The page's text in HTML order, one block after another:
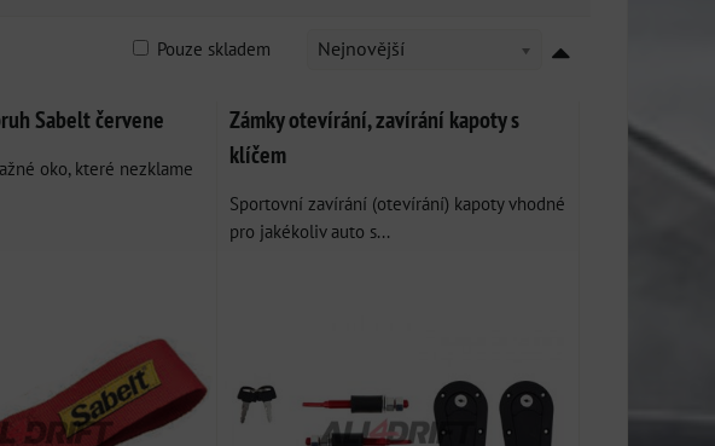
Nejnovější
Pouze skladem
Sabelt červene
oko, které nezklame
Zámky otevírání, zavírání kapoty s
klíčem
Sportovní zavírání (otevírání) kapoty vhodné
pro jakékoliv auto s...